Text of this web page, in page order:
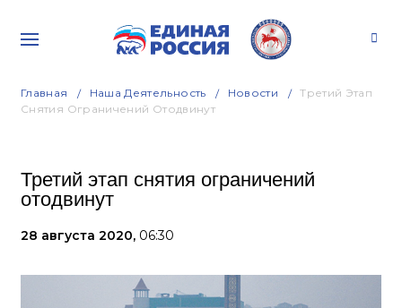
Главная Наша Деятельность Новости
Третий Этап
Снятия Ограничений Отодвинут
Третий этап снятия ограничений
отодвинут
28 августа 2020, 06:30